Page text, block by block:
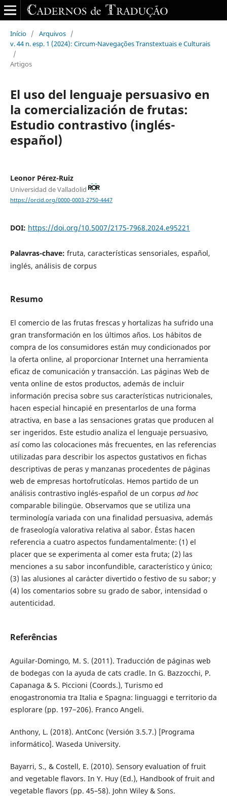
Início / Arquivos /
v. 44 n. esp. 1 (2024): Circum-Navegações Transtextuais e Culturais
/
Artigos
El uso del lenguaje persuasivo en
la comercialización de frutas:
Estudio contrastivo (inglés-
español)
Leonor Pérez-Ruiz
Universidad de Valladolid
https://orcid.org/0000-0003-2750-4447
DOI: https://doi.org/10.5007/2175-7968.2024.e95221
Palavras-chave: fruta, características sensoriales, español,
inglés, análisis de corpus
Resumo
El comercio de las frutas frescas y hortalizas ha sufrido una
gran transformación en los últimos años. Los hábitos de
compra de los consumidores están muy condicionados por
la oferta online, al proporcionar Internet una herramienta
eficaz de comunicación y transacción. Las páginas Web de
venta online de estos productos, además de incluir
información precisa sobre sus características nutricionales,
hacen especial hincapié en presentarlos de una forma
atractiva, en base a las sensaciones gratas que producen al
ser ingeridos. Este estudio analiza el lenguaje persuasivo,
así como las colocaciones más frecuentes, en las referencias
utilizadas para describir los aspectos gustativos en fichas
descriptivas de peras y manzanas procedentes de páginas
web de empresas hortofrutícolas. Hemos partido de un
análisis contrastivo inglés-español de un corpus ad hoc
comparable bilingüe. Observamos que se utiliza una
terminología variada con una finalidad persuasiva, además
de fraseología valorativa relativa al sabor. Éstas hacen
referencia a cuatro aspectos fundamentalmente: (1) el
placer que se experimenta al comer esta fruta; (2) las
menciones a su sabor inconfundible, característico y único;
(3) las alusiones al carácter divertido o festivo de su sabor; y
(4) los comentarios sobre su grado de sabor, intensidad o
autenticidad.
Referências
Aguilar-Domingo, M. S. (2011). Traducción de páginas web
de bodegas con la ayuda de cats cradle. In G. Bazzocchi, P.
Capanaga & S. Piccioni (Coords.), Turismo ed
enogastronomia tra Italia e Spagna: linguaggi e territorio da
esplorare (pp. 197−206). Franco Angeli.
Anthony, L. (2018). AntConc (Versión 3.5.7.) [Programa
informático]. Waseda University.
Bayarri, S., & Costell, E. (2010). Sensory evaluation of fruit
and vegetable flavors. In Y. Huy (Ed.), Handbook of fruit and
vegetable flavors (pp. 45–58). John Wiley & Sons.